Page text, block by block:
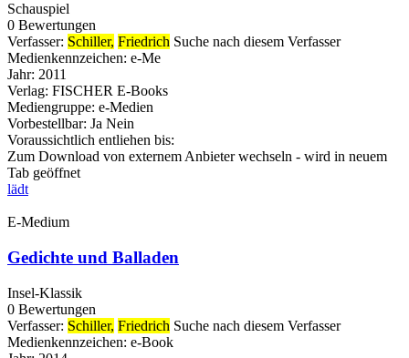
Schauspiel
0 Bewertungen
Verfasser: Schiller, Friedrich Suche nach diesem Verfasser
Medienkennzeichen: e-Me
Jahr: 2011
Verlag: FISCHER E-Books
Mediengruppe: e-Medien
Vorbestellbar: Ja Nein
Voraussichtlich entliehen bis:
Zum Download von externem Anbieter wechseln - wird in neuem
Tab geöffnet
lädt
E-Medium
Gedichte und Balladen
Insel-Klassik
0 Bewertungen
Verfasser: Schiller, Friedrich Suche nach diesem Verfasser
Medienkennzeichen: e-Book